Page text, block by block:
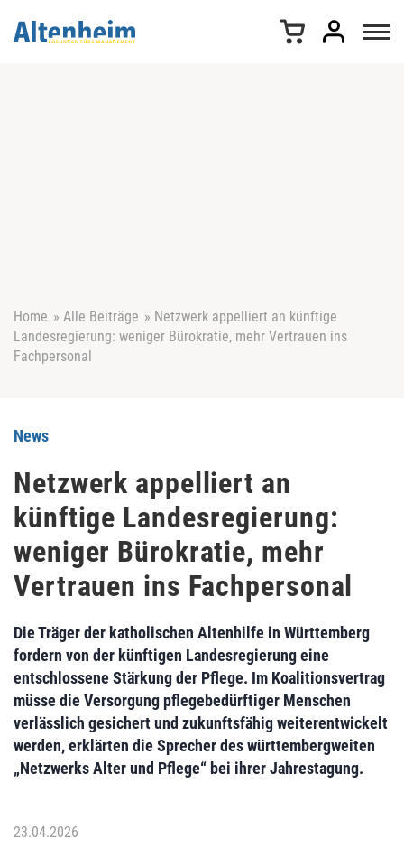
Home » Alle Beiträge » Netzwerk appelliert an künftige
Landesregierung: weniger Bürokratie, mehr Vertrauen ins
Fachpersonal
News
Netzwerk appelliert an
künftige Landesregierung:
weniger Bürokratie, mehr
Vertrauen ins Fachpersonal
Die Träger der katholischen Altenhilfe in Württemberg
fordern von der künftigen Landesregierung eine
entschlossene Stärkung der Pflege. Im Koalitionsvertrag
müsse die Versorgung pflegebedürftiger Menschen
verlässlich gesichert und zukunftsfähig weiterentwickelt
werden, erklärten die Sprecher des württembergweiten
„Netzwerks Alter und Pflege“ bei ihrer Jahrestagung.
23.04.2026